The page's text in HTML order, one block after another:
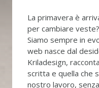
La primavera è
per cambiare veste?
Siamo sempre in
web nasce dal
Kriladesign,
scritta e quella che
nostro lavoro,